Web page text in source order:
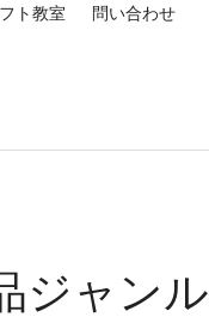
ト教室 問い合わせ
ジャンル